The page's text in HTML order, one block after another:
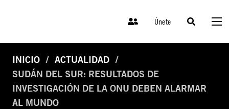
Únete
INICIO
ACTUALIDAD
SUDÁN DEL SUR: RESULTADOS DE
INVESTIGACIÓN DE LA ONU DEBEN ALARMAR
AL MUNDO